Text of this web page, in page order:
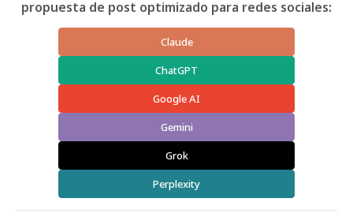
propuesta de post optimizado para redes sociales:
Claude
ChatGPT
Google AI
Gemini
Grok
Perplexity